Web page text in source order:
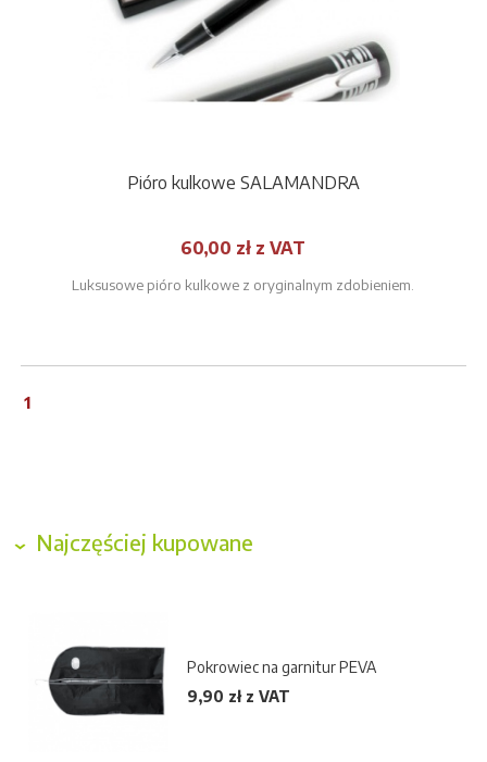
Pióro kulkowe SALAMANDRA
60,00 zł z VAT
Luksusowe pióro kulkowe z oryginalnym zdobieniem.
1
Najczęściej kupowane
Pokrowiec na garnitur PEVA
9,90 zł z VAT